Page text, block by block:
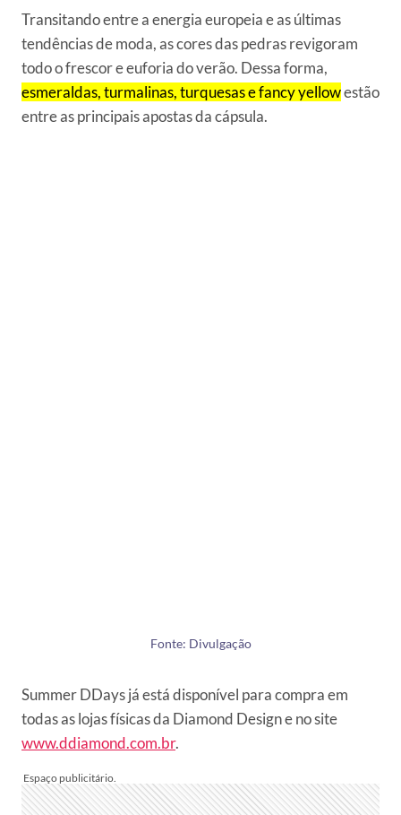
Transitando entre a energia europeia e as últimas
tendências de moda, as cores das pedras revigoram
todo o frescor e euforia do verão. Dessa forma,
esmeraldas, turmalinas, turquesas e fancy yellowestão
entre as principais apostas da cápsula.
Fonte: Divulgação
Summer DDays já está disponível para compra em
todas as lojas físicas da Diamond Design e no site
www.ddiamond.com.br.